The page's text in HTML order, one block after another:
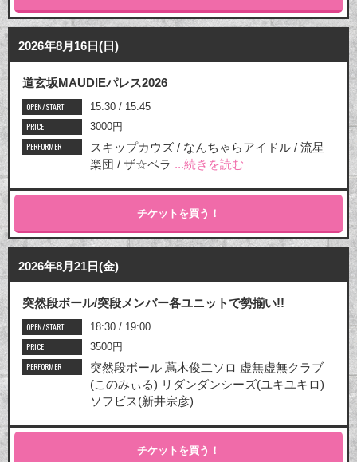
2026年8月16日(日)
道玄坂MAUDIEパレス2026
OPEN/START
15:30 / 15:45
PRICE
3000円
PERFORMER
スキップカウズ / なんちゃらアイドル / 流星
楽団 / ザ☆ペラ ...続きを読む
チケットを買う！
2026年8月21日(金)
突然段ボール/突段メンバー各ユニットで勢揃い!!
OPEN/START
18:30 / 19:00
PRICE
3500円
PERFORMER
突然段ボール 蔦木俊二ソロ 虚無虚無クラブ
(このみぃる) リダンダンシーズ(ユキユキロ)
ソフビス(新井宗彦)
チケットを買う！